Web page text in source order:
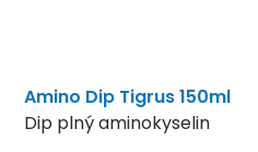
Amino Dip Tigrus 150ml
Dip plný aminokyselin